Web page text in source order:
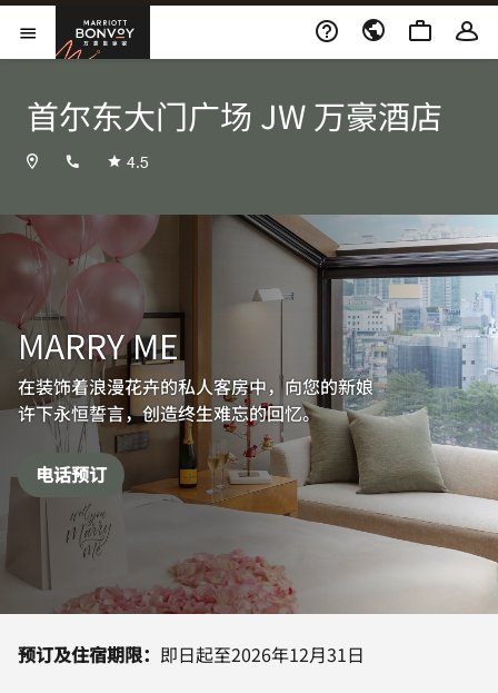
Skip to Content
打开菜单万豪旅享家
首尔东大门广场 JW 万豪酒店
+82222763000
4.5
MARRY ME
在装饰着浪漫花卉的私人客房中，向您的新娘
许下永恒誓言，创造终生难忘的回忆。
电话预订
预订及住宿期限： 即日起至2026年12月31日